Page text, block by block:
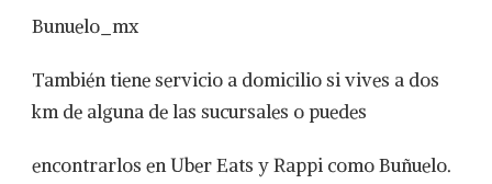
Bunuelo_mx
También tiene servicio a domicilio si vives a dos
km de alguna de las sucursales o puedes
encontrarlos en Uber Eats y Rappi como Buñuelo.